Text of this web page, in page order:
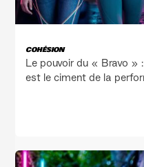
COHÉSION
Le pouvoir du « Bravo »
est le ciment de la